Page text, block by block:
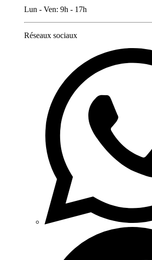
Lun - Ven: 9h - 17h
Réseaux sociaux